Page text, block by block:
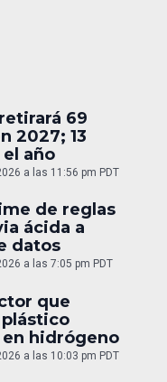
69
2027; 13
año
a las 11:56 pm PDT
de reglas
ácida a
datos
a las 7:05 pm PDT
que
hidrógeno
a las 10:03 pm PDT